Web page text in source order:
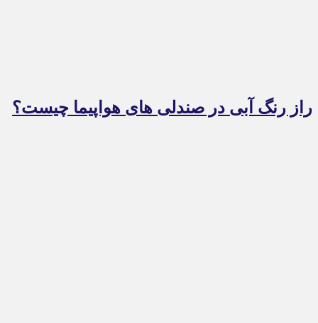
راز رنگ آبی در صندلی های هواپیما چیست؟